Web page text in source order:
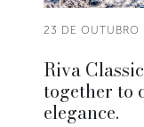
23 DE OUTUBRO
Riva
together to
elegance.